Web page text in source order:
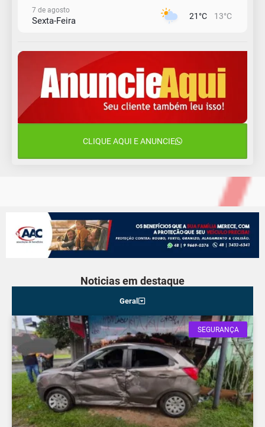
7 de agosto
Sexta-Feira 21°C 13°C
Sábado 23°C 11°C
9 de agosto
Domingo
CLIQUE AQUI E ANUNCIE
Noticias em destaque
Geral
SEGURANÇA